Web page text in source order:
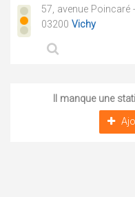
57, avenue Poincaré
03200 Vichy
Il manque une